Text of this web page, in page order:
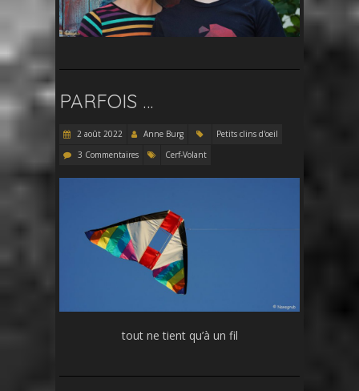
PARFOIS …
2 août 2022 Anne Burg
Petits clins d'oeil
3 Commentaires
Cerf-Volant
tout ne tient qu’à un fil